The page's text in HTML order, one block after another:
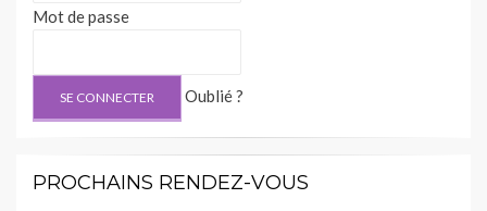
Mot de passe
Oublié ?
PROCHAINS RENDEZ-VOUS